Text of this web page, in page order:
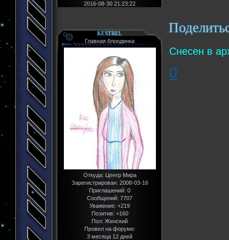
2016-08-30 21:23:22
KESTREL
Главная блондинка
Откуда: Центр Мира
Зарегистрирован: 2008-03-16
Приглашений: 0
Сообщений: 7707
Уважение: +219
Позитив: +160
Пол:Женский
Провел на форуме:
3 месяца 12 дней
Снесен в
0